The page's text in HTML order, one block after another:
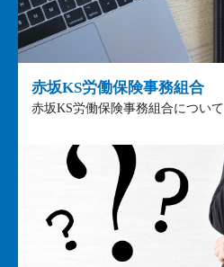
赤坂KS労働保険事務組合
赤坂KS労働保険事務組合について